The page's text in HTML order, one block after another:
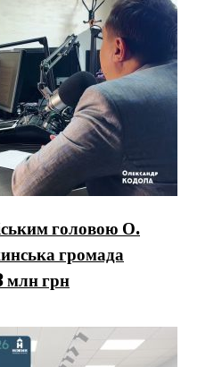
головою О.
громада
млн грн